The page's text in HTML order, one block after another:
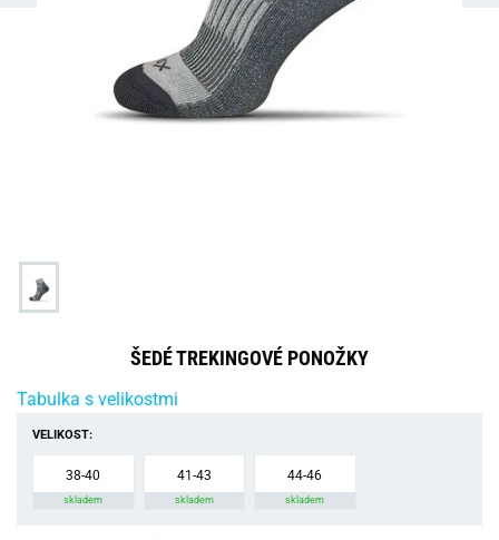
ŠEDÉ TREKINGOVÉ PONOŽKY
Tabulka s velikostmi
VELIKOST:
38-40
skladem
41-43
skladem
44-46
skladem